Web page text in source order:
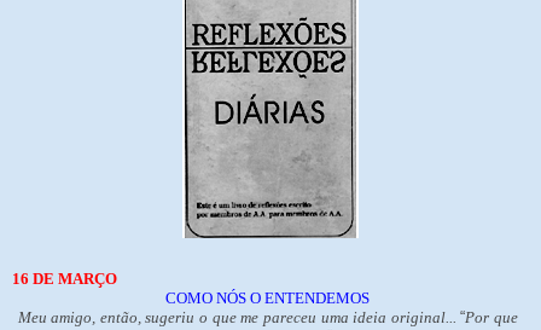
16 DE MARÇO
COMO NÓS O ENTENDEMOS
Meu amigo, então, sugeriu o que me pareceu uma ideia original...“Por que